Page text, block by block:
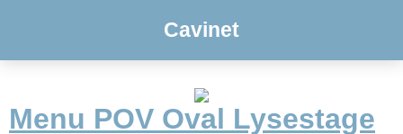
Cavinet
Menu POV Oval Lysestage